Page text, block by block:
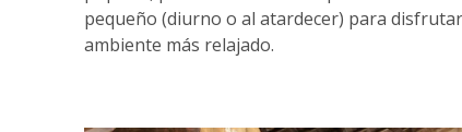
pequeño (diurno o al atardecer) para
ambiente más relajado.